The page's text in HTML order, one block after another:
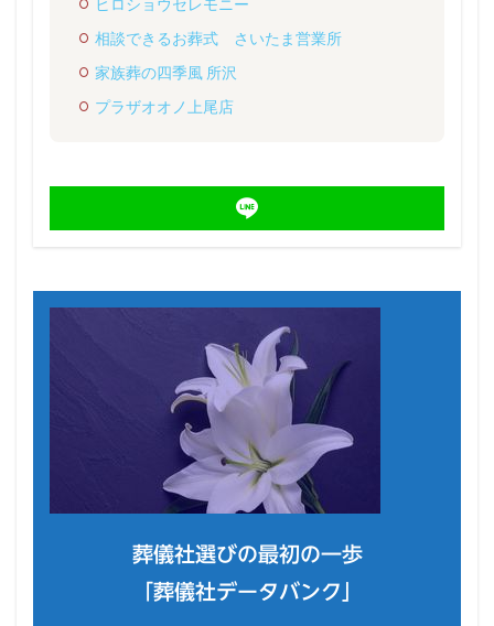
ヒロショウセレモニー
相談できるお葬式 さいたま営業所
家族葬の四季風 所沢
プラザオオノ上尾店
葬儀社選びの最初の一歩
「葬儀社データバンク」